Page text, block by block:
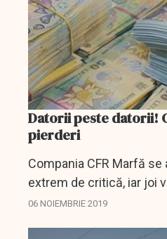
Datorii peste datorii!
pierderi
Compania CFR Marfă
extrem de critică, iar joi
Bruxelles o discuţie
06 NOIEMBRIE 2019